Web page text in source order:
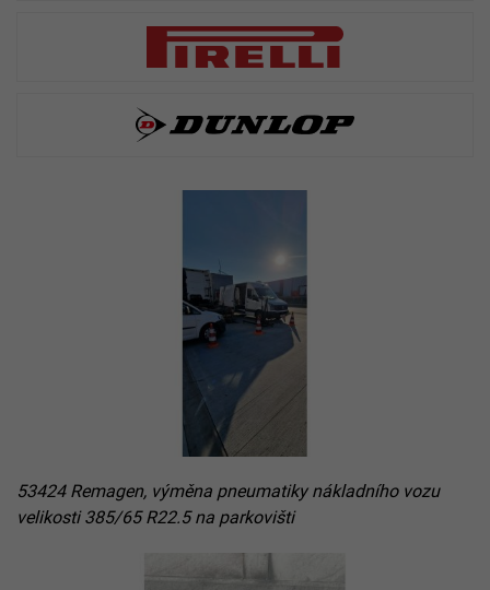
53424 Remagen, výměna pneumatiky nákladního vozu
velikosti 385/65 R22.5 na parkovišti